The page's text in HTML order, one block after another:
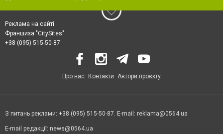
Реклама на сайті
Франшиза "CitySites"
+38 (095) 515-50-87
Про нас Контакти Автори проєкту
З питань реклами: +38 (095) 515-50-87. E-mail: reklama@0564.ua
E-mail редакції: news@0564.ua